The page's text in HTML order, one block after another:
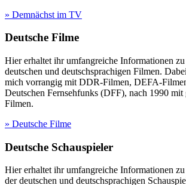
» Demnächst im TV
Deutsche Filme
Hier erhaltet ihr umfangreiche Informationen
deutschen und deutschsprachigen Filmen.
mich vorrangig mit DDR-Filmen, DEFA-
Deutschen Fernsehfunks (DFF), nach 1990 mit
Filmen.
» Deutsche Filme
Deutsche Schauspieler
Hier erhaltet ihr umfangreiche Informationen
der deutschen und deutschsprachigen